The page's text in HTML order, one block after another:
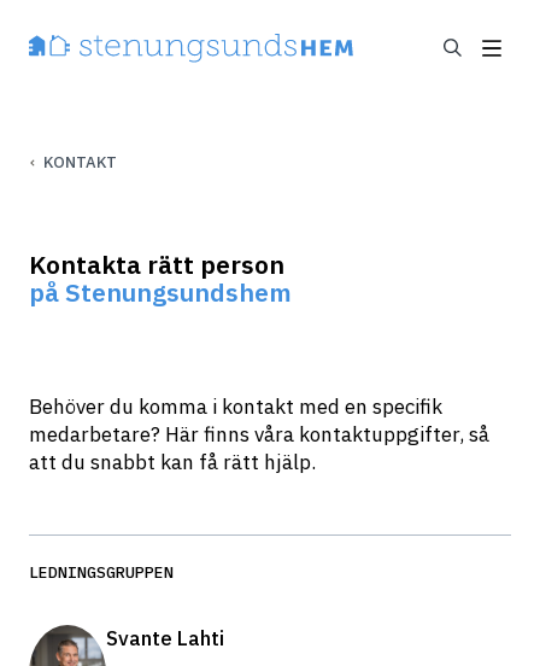
KONTAKT
Kontakta rätt person
på Stenungsundshem
Behöver du komma i kontakt med en specifik
medarbetare? Här finns våra kontaktuppgifter, så
att du snabbt kan få rätt hjälp.
LEDNINGSGRUPPEN
Svante Lahti